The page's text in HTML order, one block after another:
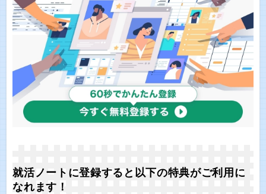
就活ノートに登録すると以下の特典がご利用に
なれます！